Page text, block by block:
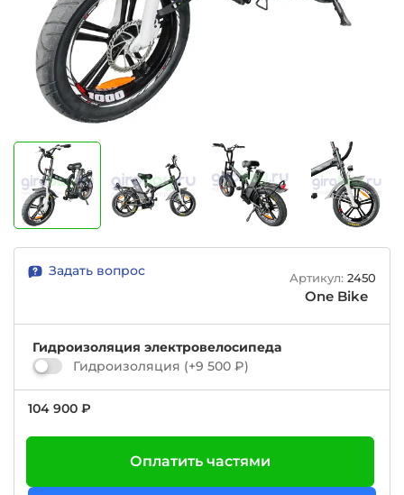
Задать вопрос Артикул: 2450
One Bike
Гидроизоляция электровелосипеда
Гидроизоляция (+9 500 ₽)
104 900 ₽
Оплатить частями